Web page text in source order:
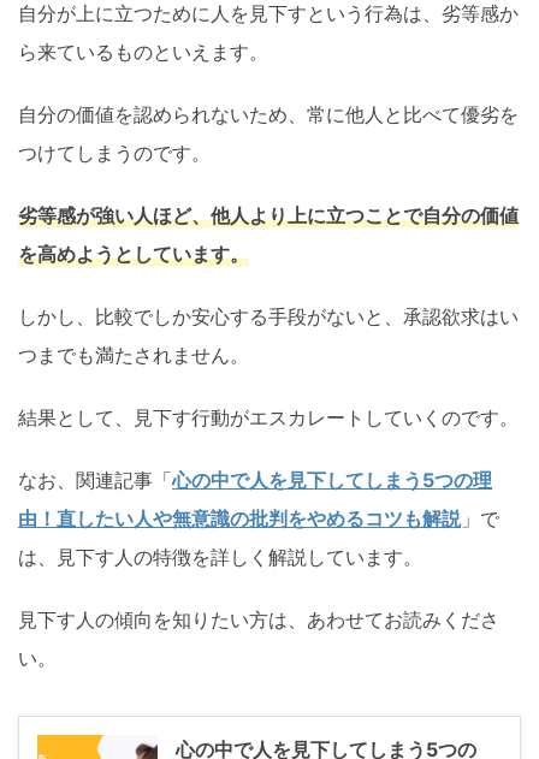
自分が上に立つために人を見下すという行為は、劣等感か
ら来ているものといえます。
自分の価値を認められないため、常に他人と比べて優劣を
つけてしまうのです。
劣等感が強い人ほど、他人より上に立つことで自分の価値
を高めようとしています。
しかし、比較でしか安心する手段がないと、承認欲求はい
つまでも満たされません。
結果として、見下す行動がエスカレートしていくのです。
なお、関連記事「心の中で人を見下してしまう5つの理
由！直したい人や無意識の批判をやめるコツも解説」で
は、見下す人の特徴を詳しく解説しています。
見下す人の傾向を知りたい方は、あわせてお読みくださ
い。
心の中で人を見下してしまう5つの